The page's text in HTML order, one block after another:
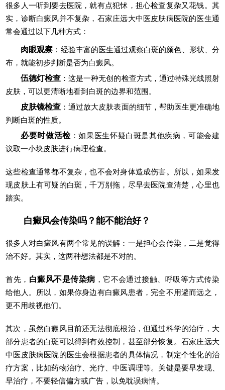
很多人一听到要去医院，就有点犯怵，担心检查复杂又花钱。其
实，诊断白癜风并不复杂，石家庄远大中医皮肤病医院的医生通
常会通过以下几种方式：
肉眼观察 ：经验丰富的医生通过观察白斑的颜色、形状、分
布，就能初步判断是否为白癜风。
伍德灯检查 ：这是一种无创的检查方式，通过特殊光线照射
皮肤，可以更清晰地看到白斑的边界和范围。
皮肤镜检查 ：通过放大皮肤表面的细节，帮助医生更准确地
判断白斑的性质。
必要时做活检：如果医生怀疑白斑是其他疾病，可能会建
议取一小块皮肤进行病理检查。
这些检查通常都不复杂，也不会对身体造成伤害。所以，如果发
现皮肤上有可疑的白斑，千万别拖，尽早去医院查清楚，心里也
踏实。
白癜风会传染吗？能不能治好？
很多人对白癜风有两个常见的误解：一是担心会传染，二是觉得
治不好。其实，这两种想法都是不对的。
首先， 白癜风不是传染病 ，它不会通过接触、呼吸等方式传染
给他人。所以，如果你身边有白癜风患者，完全不用避而远之，
更不用歧视他们。
其次，虽然白癜风目前还无法彻底根治，但通过科学的治疗，大
部分患者的白斑可以得到有效控制，甚至部分恢复。石家庄远大
中医皮肤病医院的医生会根据患者的具体情况，制定个性化的治
疗方案，比如药物治疗、光疗、中医调理等。关键是要早发现、
早治疗，不要轻信偏方或广告，以免耽误病情。